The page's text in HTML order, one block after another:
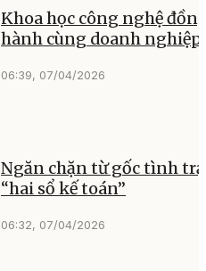
Khoa học công nghệ
hành cùng doanh nghiệp
06:39, 07/04/2026
Ngăn chặn từ gốc tình
“hai sổ kế toán”
06:32, 07/04/2026